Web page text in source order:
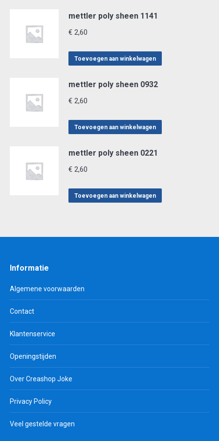
mettler poly sheen 1141
€ 2,60
Toevoegen aan winkelwagen
mettler poly sheen 0932
€ 2,60
Toevoegen aan winkelwagen
mettler poly sheen 0221
€ 2,60
Toevoegen aan winkelwagen
Informatie
Algemene voorwaarden
Contact
Klantenservice
Openingstijden
Over Creashop Joke
Privacy Policy
Veel gestelde vragen